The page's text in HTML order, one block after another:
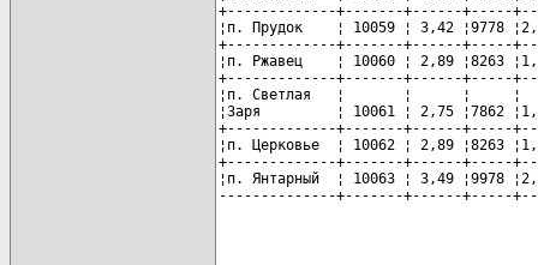
+-------------+-------+------+-----
¦п. Прудок    ¦ 10059 ¦ 3,42 ¦9778
+-------------+-------+------+-----
¦п. Ржавец    ¦ 10060 ¦ 2,89 ¦8263
+-------------+-------+------+-----
¦п. Светлая   ¦       ¦      ¦
¦Заря         ¦ 10061 ¦ 2,75 ¦7862
+-------------+-------+------+-----
¦п. Церковье  ¦ 10062 ¦ 2,89 ¦8263
+-------------+-------+------+-----
¦п. Янтарный  ¦ 10063 ¦ 3,49 ¦9978
--------------+-------+------+-----